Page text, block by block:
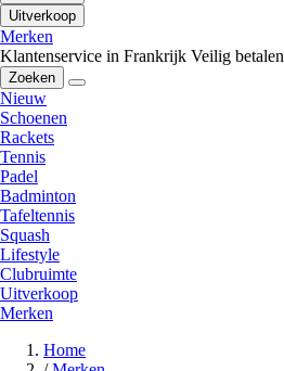
Uitverkoop
Merken
Klantenservice in Frankrijk Veilig betalen
Zoeken
Nieuw
Schoenen
Rackets
Tennis
Padel
Badminton
Tafeltennis
Squash
Lifestyle
Clubruimte
Uitverkoop
Merken
Home